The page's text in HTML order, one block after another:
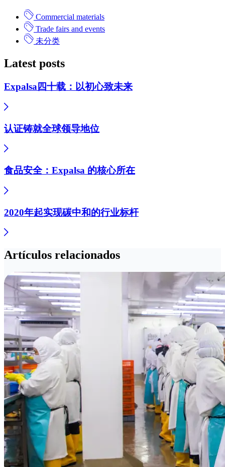
Commercial materials
Trade fairs and events
未分类
Latest posts
Expalsa四十载：以初心致未来​
认证铸就全球领导地位
食品安全：Expalsa 的核心所在
2020年起实现碳中和的行业标杆​
Artículos relacionados